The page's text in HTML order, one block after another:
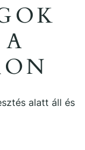
alatt áll és